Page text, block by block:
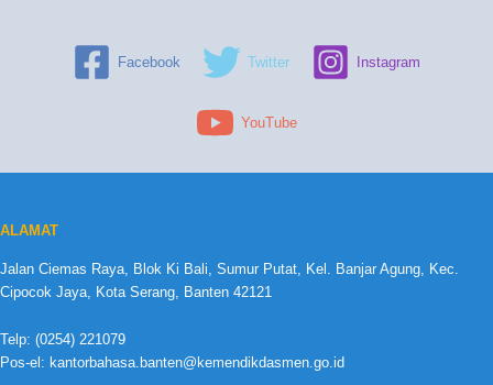
Facebook Twitter Instagram
YouTube
ALAMAT
Jalan Ciemas Raya, Blok Ki Bali, Sumur Putat, Kel. Banjar Agung, Kec.
Cipocok Jaya, Kota Serang, Banten 42121
Telp: (0254) 221079
Pos-el: kantorbahasa.banten@kemendikdasmen.go.id